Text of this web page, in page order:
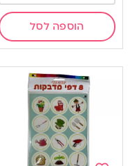
הוספה לסל